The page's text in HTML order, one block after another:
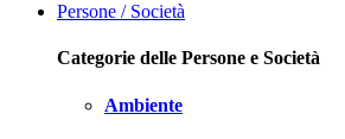
Persone / Società
Categorie delle Persone e Società
Ambiente